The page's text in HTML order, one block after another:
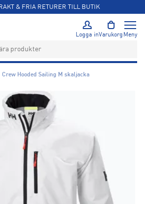
& FRIA RETURER TILL BUTIK
Logga inVarukorg Meny
Crew Hooded Sailing M skaljacka